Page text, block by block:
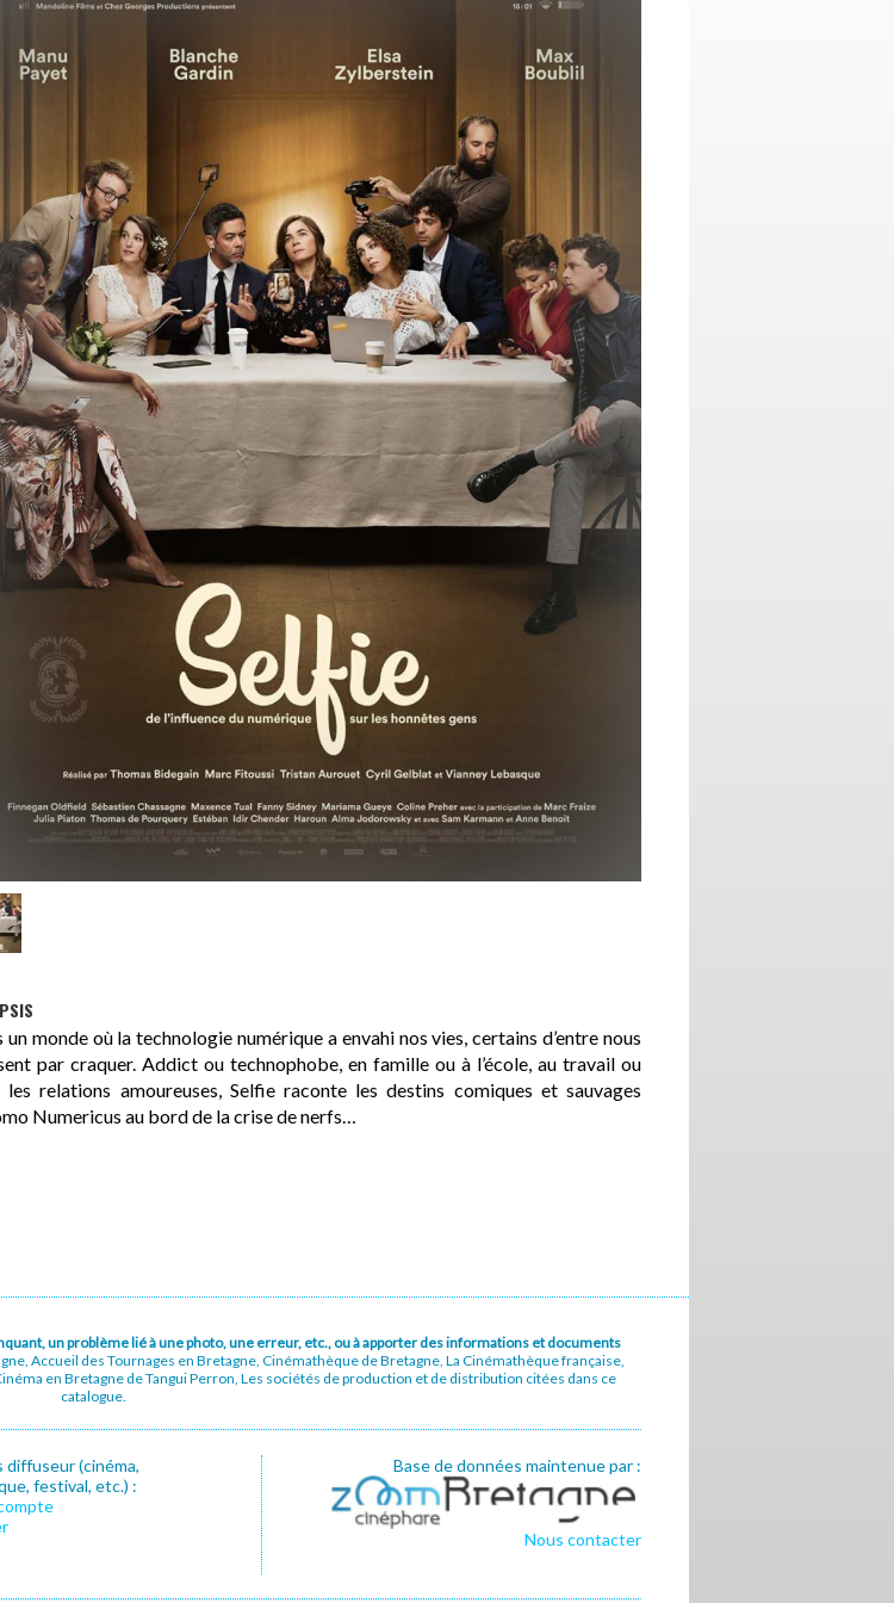
un monde où la technologie numérique a envahi nos vies, certains d’entre nous
par craquer. Addict ou technophobe, en famille ou à l’école, au travail ou
les relations amoureuses, Selfie raconte les destins comiques et sauvages
Numericus au bord de la crise de nerfs…
un problème lié à une photo, une erreur, etc., ou à apporter des informations et documents
Accueil des Tournages en Bretagne, Cinémathèque de Bretagne, La Cinémathèque française,
en Bretagne de Tangui Perron, Les sociétés de production et de distribution citées dans ce
catalogue.
diffuseur (cinéma,
festival, etc.) :
Base de données maintenue par :
Nous contacter